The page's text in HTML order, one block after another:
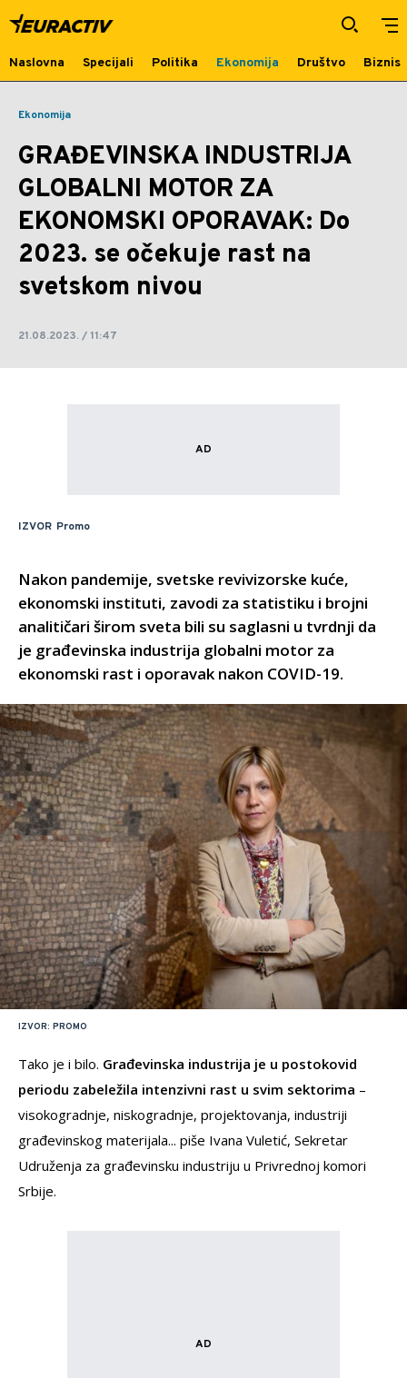
GRAĐEVINSKA INDUSTRIJA
GLOBALNI MOTOR ZA EKONOMSKI
OPORAVAK: Do 2023. se očekuje
Naslovna Specijali Politika Ekonomija Društvo Biznis
Ekonomija
GRAĐEVINSKA INDUSTRIJA
GLOBALNI MOTOR ZA
EKONOMSKI OPORAVAK: Do
2023. se očekuje rast na
svetskom nivou
21.08.2023. / 11:47
IZVOR Promo
Nakon pandemije, svetske revivizorske kuće,
ekonomski instituti, zavodi za statistiku i brojni
analitičari širom sveta bili su saglasni u tvrdnji da
je građevinska industrija globalni motor za
ekonomski rast i oporavak nakon COVID-19.
IZVOR: PROMO
Tako je i bilo. Građevinska industrija je u postokovid
periodu zabeležila intenzivni rast u svim sektorima –
visokogradnje, niskogradnje, projektovanja, industriji
građevinskog materijala... piše Ivana Vuletić, Sekretar
Udruženja za građevinsku industriju u Privrednoj komori
Srbije.